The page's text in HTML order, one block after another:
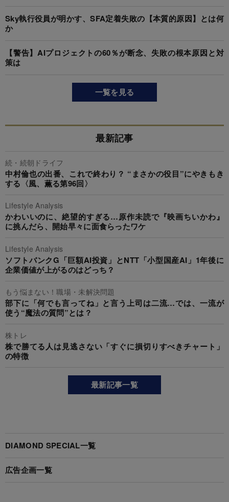
Sky執行役員が明かす、SFA定着失敗の【本質的原因】とは何
か
【警告】AIプロジェクトの60％が断念、失敗の根本原因と対
策は
一覧を見る
最新記事
続・続朝ドライフ
中村倫也の出番、これで終わり？ “まさかの役目”にやきもき
する〈風、薫る第96回〉
Lifestyle Analysis
かわいいのに、絶望的すぎる…原作未読で『映画ちいかわ』
に挑んだら、開始早々に面食らったワケ
Lifestyle Analysis
ソフトバンクG「巨額AI投資」とNTT「小型国産AI」1年後に
企業価値が上がるのはどっち？
もう悩まない！職場・未解決問題
部下に「何でも言ってね」と言う上司は二流…では、一流が
使う“魔法の質問”とは？
株トレ
株で勝てる人は見逃さない「すぐに損切りすべきチャート」
の特徴
最新記事一覧
DIAMOND SPECIAL一覧
広告企画一覧